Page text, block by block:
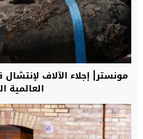
مونستر| إجلاء الآلاف
العالمية